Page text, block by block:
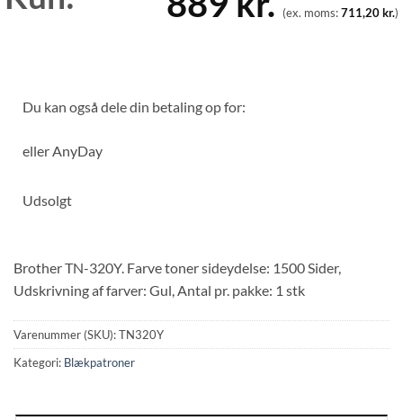
(ex. moms:711,20kr.)
Du kan også dele din betaling op for:
eller AnyDay
Udsolgt
Brother TN-320Y. Farve toner sideydelse: 1500 Sider,
Udskrivning af farver: Gul, Antal pr. pakke: 1 stk
Varenummer (SKU):TN320Y
Kategori: Blækpatroner